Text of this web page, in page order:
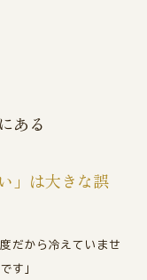
ある
」は大きな誤
だから冷えていませ
す」